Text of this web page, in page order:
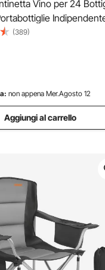
Vino per 24
di Carico Totale di 36
per Cucina, Cantina,
Soggiorno, Nero
(389)
non appena Mer.Agosto 12
Aggiungi al carrello